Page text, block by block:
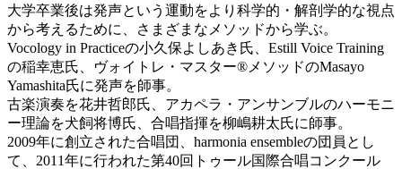
大学卒業後は発声という運動をより科学的・解剖学的な視点
から考えるために、さまざまなメソッドから学ぶ。
Vocology in Practiceの小久保よしあき氏、Estill Voice Training
の稲幸恵氏、ヴォイトレ・マスター®️メソッドのMasayo
Yamashita氏に発声を師事。
古楽演奏を花井哲郎氏、アカペラ・アンサンブルのハーモニ
ー理論を犬飼将博氏、合唱指揮を柳嶋耕太氏に師事。
2009年に創立された合唱団、harmonia ensembleの団員とし
て、2011年に行われた第40回トゥール国際合唱コンクール